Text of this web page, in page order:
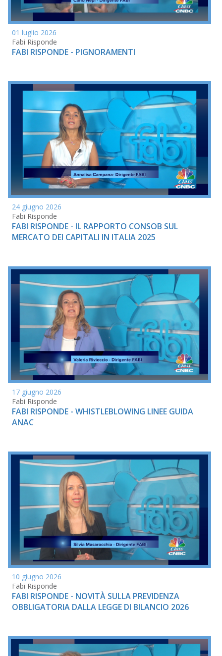
01 luglio 2026
Fabi Risponde
FABI RISPONDE - PIGNORAMENTI
24 giugno 2026
Fabi Risponde
FABI RISPONDE - IL RAPPORTO CONSOB SUL
MERCATO DEI CAPITALI IN ITALIA 2025
17 giugno 2026
Fabi Risponde
FABI RISPONDE - WHISTLEBLOWING LINEE GUIDA
ANAC
10 giugno 2026
Fabi Risponde
FABI RISPONDE - NOVITÀ SULLA PREVIDENZA
OBBLIGATORIA DALLA LEGGE DI BILANCIO 2026